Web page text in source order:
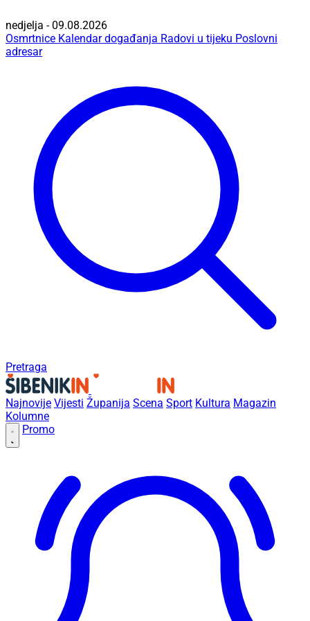
nedjelja - 09.08.2026
Osmrtnice Kalendar događanja Radovi u tijeku Poslovni
adresar
Pretraga
Najnovije Vijesti Županija Scena Sport Kultura Magazin
Kolumne
Promo